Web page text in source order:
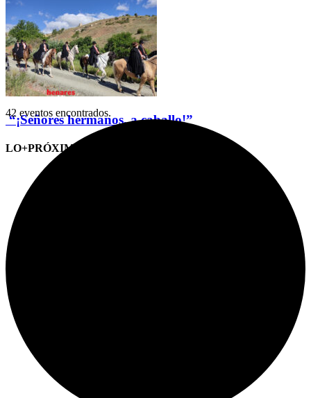
“¡Señores hermanos, a caballo!”
LO+PRÓXIMO (CITAS)
42 eventos encontrados.